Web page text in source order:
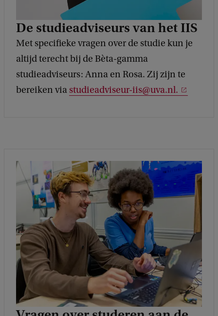
De studieadviseurs van het IIS
Met specifieke vragen over de studie kun je
altijd terecht bij de Bèta-gamma
studieadviseurs: Anna en Rosa. Zij zijn te
bereiken via studieadviseur-iis@uva.nl.